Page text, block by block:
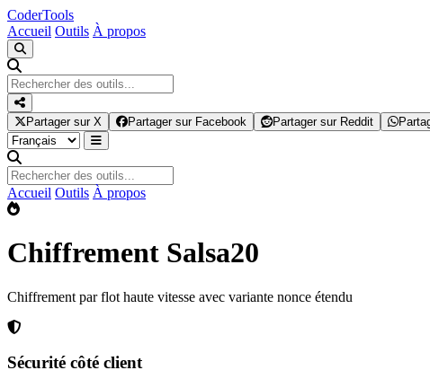
CoderTools
Accueil Outils À propos
Partager sur X Partager sur Facebook Partager sur Reddit
Accueil Outils À propos
Chiffrement Salsa20
Chiffrement par flot haute vitesse avec variante nonce étendu
Sécurité côté client